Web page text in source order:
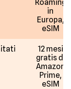
Roaming
in
Europa,
eSIM
12 mesi
gratis di
Amazon
Prime,
eSIM